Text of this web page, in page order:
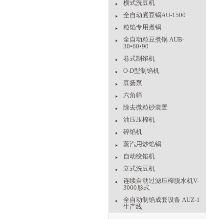
横式洗豆机
全自动煮豆锅AU-1500
粒馅专用煮锅
全自动粒豆煮锅 AUB-
30•60•90
卷式制馅机
O-D型制馅机
豆扬泵
六角筛
除去微粒砂装置
油压压榨机
碎馅机
蒸汽用炒馅锅
自动绞馅机
立式洗豆机
连续自动过滤压榨脱水机V-
3000形式
全自动制馅成套设备 AUZ-1
生产线